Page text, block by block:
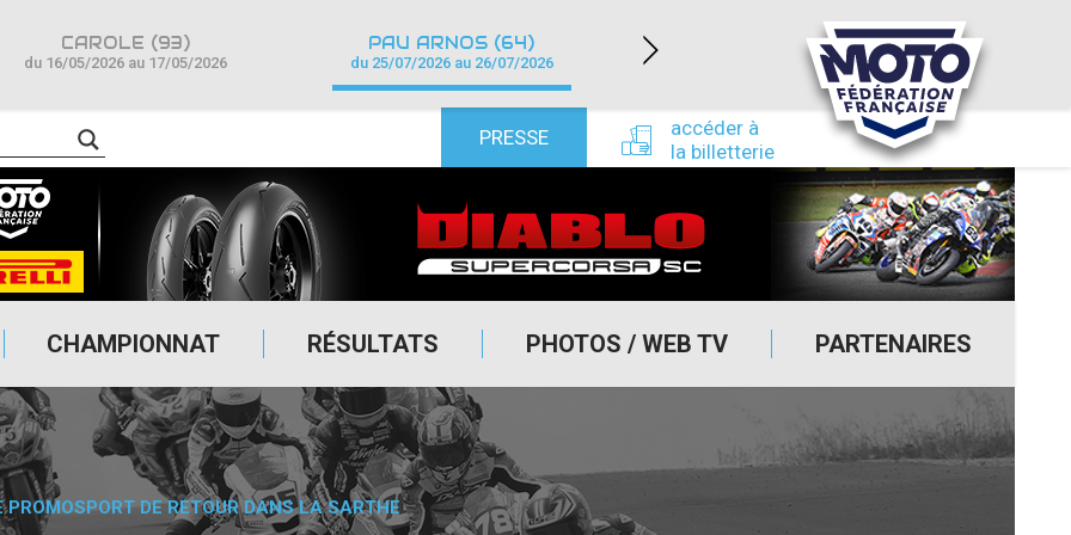
CHAMPIONNAT RÉSULTATS PHOTOS / WEB TV PARTENAIRES
PRESSE
accéder à
la billetterie
CAROLE (93)
du 16/05/2026 au 17/05/2026
PAU ARNOS (64)
du 25/07/2026 au 26/07/2026
LÉDENON (30)
du 22/08/2026 au 23/08/2026
PROMOSPORT DE RETOUR DANS LA SARTHE